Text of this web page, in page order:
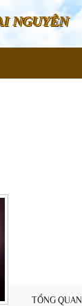
NGUYÊN
TỔNG QUAN